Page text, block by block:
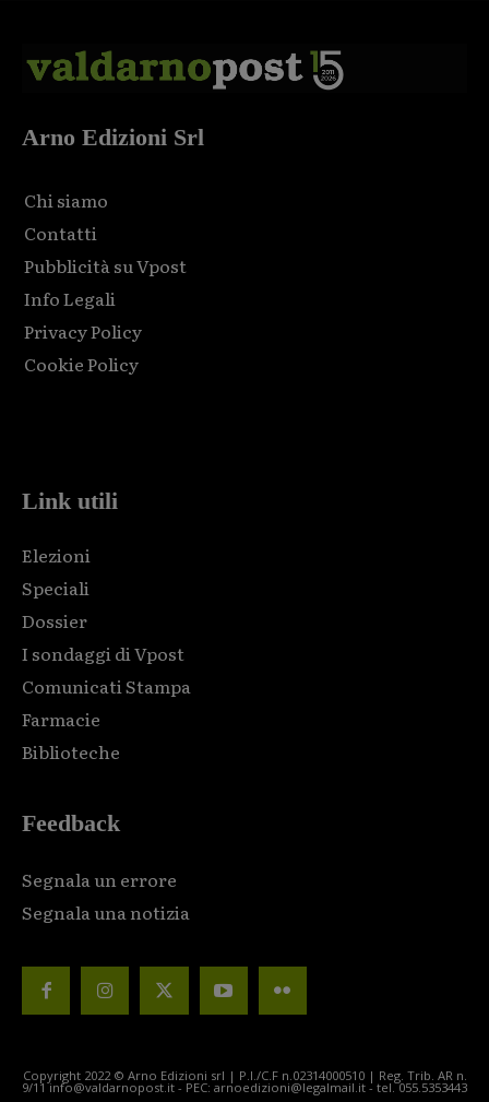
Arno Edizioni Srl
Chi siamo
Contatti
Pubblicità su Vpost
Info Legali
Privacy Policy
Cookie Policy
Link utili
Elezioni
Speciali
Dossier
I sondaggi di Vpost
Comunicati Stampa
Farmacie
Biblioteche
Feedback
Segnala un errore
Segnala una notizia
Copyright 2022 © Arno Edizioni srl | P.I./C.F n.02314000510 | Reg. Trib. AR n.
9/11 info@valdarnopost.it - PEC: arnoedizioni@legalmail.it - tel. 055.5353443